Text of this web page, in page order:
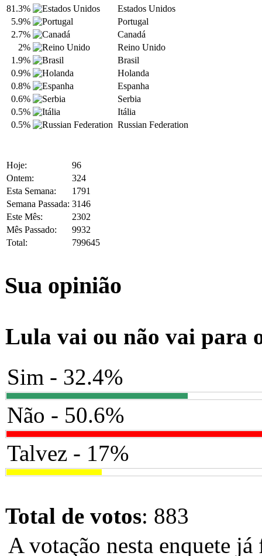
81.3%
Estados Unidos
5.9%
Portugal
2.7%
Canadá
2%
Reino Unido
1.9%
Brasil
0.9%
Holanda
0.8%
Espanha
0.6%
Serbia
0.5%
Itália
0.5%
Russian Federation
Hoje:
96
Ontem:
324
Esta Semana:
1791
Semana Passada: 3146
Este Mês:
2302
Mês Passado:
9932
Total:
799645
Sua opinião
Lula vai ou não vai para
Sim - 32.4%
Não - 50.6%
Talvez - 17%
Total de votos: 883
A votação nesta enquete